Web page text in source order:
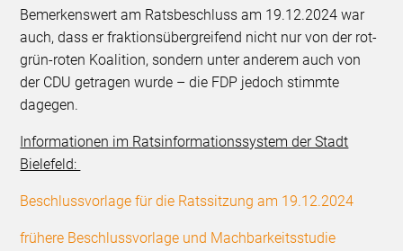
Bemerkenswert am Ratsbeschluss am 19.12.2024 war
auch, dass er fraktionsübergreifend nicht nur von der rot-
grün-roten Koalition, sondern unter anderem auch von
der CDU getragen wurde – die FDP jedoch stimmte
dagegen.
Informationen im Ratsinformationssystem der Stadt
Bielefeld:
Beschlussvorlage für die Ratssitzung am 19.12.2024
frühere Beschlussvorlage und Machbarkeitsstudie